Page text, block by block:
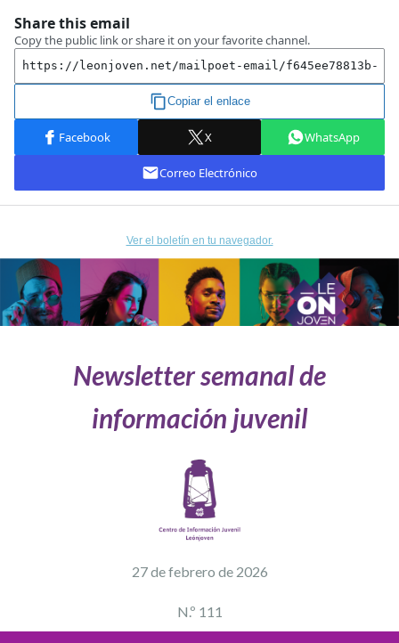
Ver el boletín en tu navegador.
Newsletter semanal de
información juvenil
27 de febrero de 2026
N.º 111